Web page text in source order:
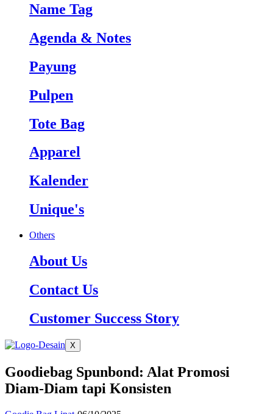
Name Tag
Agenda & Notes
Payung
Pulpen
Tote Bag
Apparel
Kalender
Unique's
Others
About Us
Contact Us
Customer Success Story
X
Goodiebag Spunbond: Alat Promosi
Diam-Diam tapi Konsisten